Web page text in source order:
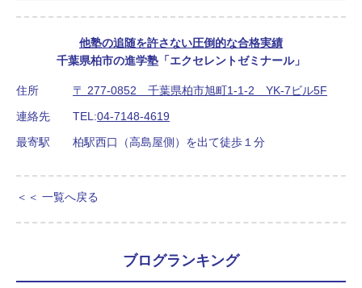
他塾の追随を許さない圧倒的な合格実績
千葉県柏市の進学塾「エクセレントゼミナール」
住所
〒 277-0852 千葉県柏市旭町1-1-2 YK-7ビル5F
連絡先
TEL:04-7148-4619
最寄駅
柏駅西口（高島屋側）を出て徒歩１分
＜＜ 一覧へ戻る
ブログランキング